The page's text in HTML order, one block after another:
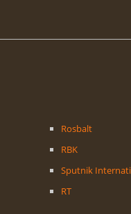
Rosbalt
RBK
Sputnik
RT